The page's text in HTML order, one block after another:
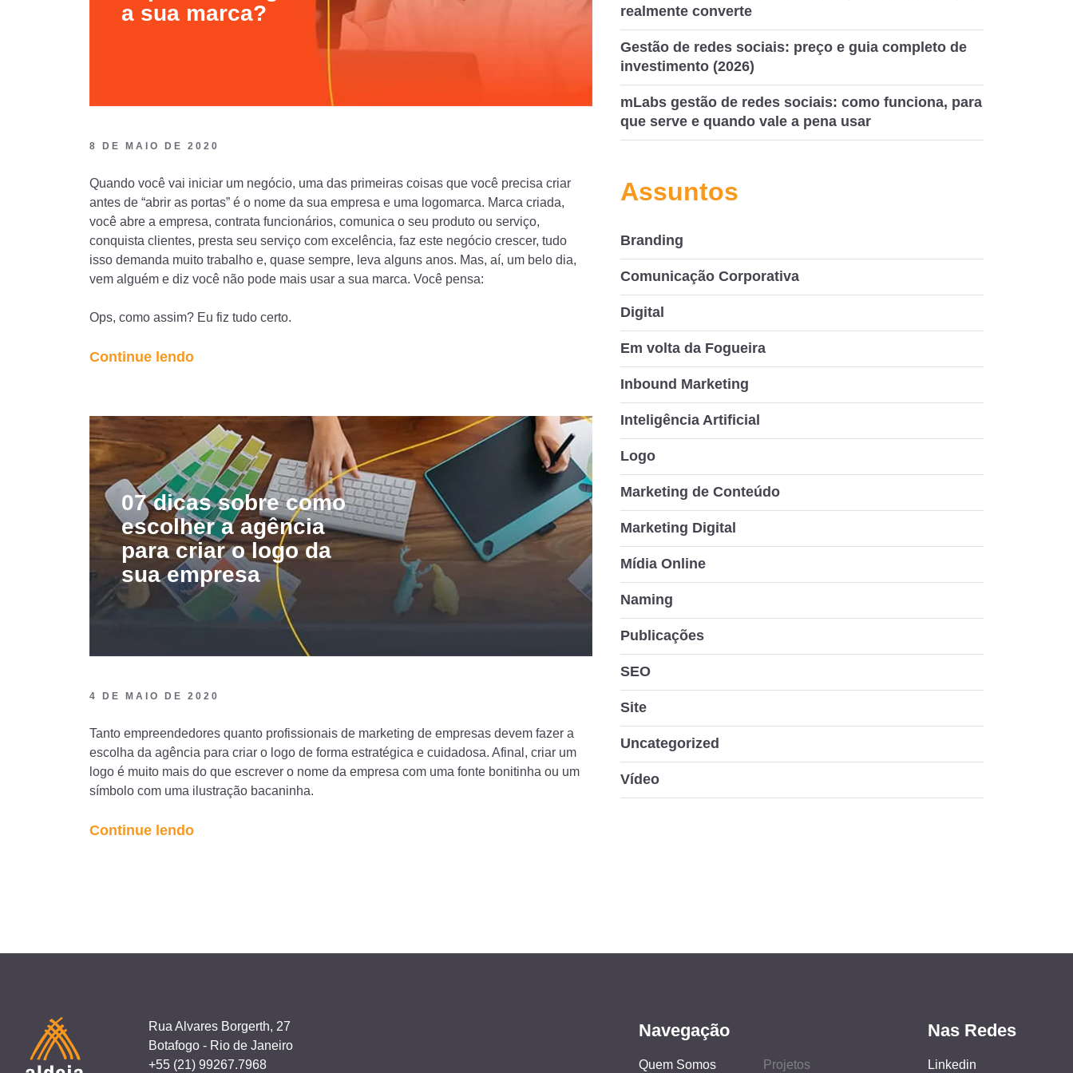
a sua marca?
8 DE MAIO DE 2020
Quando você vai iniciar um negócio, uma das primeiras coisas que você precisa criar
antes de “abrir as portas” é o nome da sua empresa e uma logomarca. Marca criada,
você abre a empresa, contrata funcionários, comunica o seu produto ou serviço,
conquista clientes, presta seu serviço com excelência, faz este negócio crescer, tudo
isso demanda muito trabalho e, quase sempre, leva alguns anos. Mas, aí, um belo dia,
vem alguém e diz você não pode mais usar a sua marca. Você pensa:
Ops, como assim? Eu fiz tudo certo.
Continue lendo“Por
tão
importante
registrar
a
sua
marca?”
07 dicas sobre como
escolher a agência
para criar o logo da
sua empresa
4 DE MAIO DE 2020
Tanto empreendedores quanto profissionais de marketing de empresas devem fazer a
escolha da agência para criar o logo de forma estratégica e cuidadosa. Afinal, criar um
logo é muito mais do que escrever o nome da empresa com uma fonte bonitinha ou um
símbolo com uma ilustração bacaninha.
Continue lendo“07
agência
o
logo
da
realmente converte
Gestão de redes sociais: preço e guia completo de
investimento (2026)
mLabs gestão de redes sociais: como funciona, para
que serve e quando vale a pena usar
Assuntos
Branding
Comunicação Corporativa
Digital
Em volta da Fogueira
Inbound Marketing
Inteligência Artificial
Logo
Marketing de Conteúdo
Marketing Digital
Mídia Online
Naming
Publicações
SEO
Site
Uncategorized
Vídeo
Rua Alvares Borgerth, 27
Botafogo - Rio de Janeiro
+55 (21) 99267.7968
Navegação
Quem Somos Projetos
Nas Redes
Linkedin